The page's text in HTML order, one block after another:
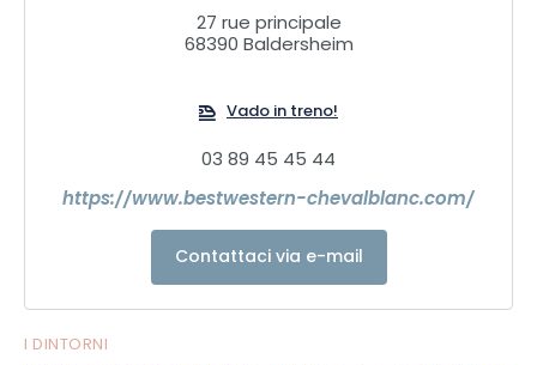
27 rue principale
68390 Baldersheim
Vado in treno!
03 89 45 45 44
https://www.bestwestern-chevalblanc.com/
Contattaci via e-mail
I DINTORNI